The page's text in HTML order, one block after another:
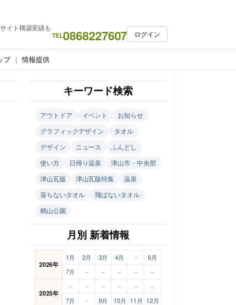
イト構築実績も
TEL0868227607 ログイン
プ 情報提供
キーワード検索
アウトドア イベント
お知らせ
グラフィックデザイン
タオル
デザイン
ニュース
ふんどし
使い方
日帰り温泉
津山市・中央部
津山瓦版
津山瓦版特集
温泉
落ちないタオル
飛ばないタオル
鶴山公園
月別 新着情報
2026年
1月 2月 3月 4月 –
6月
7月
– – – – –
2025年
– – – – –
–
7月
– 9月 10月 11月 12月